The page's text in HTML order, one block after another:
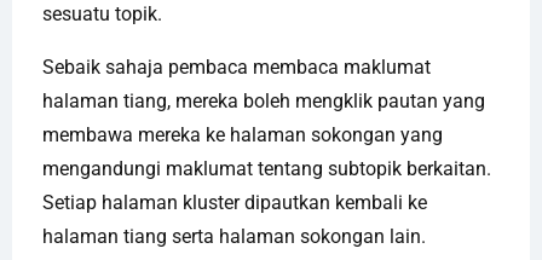
sesuatu topik.
Sebaik sahaja pembaca membaca maklumat
halaman tiang, mereka boleh mengklik pautan yang
membawa mereka ke halaman sokongan yang
mengandungi maklumat tentang subtopik berkaitan.
Setiap halaman kluster dipautkan kembali ke
halaman tiang serta halaman sokongan lain.